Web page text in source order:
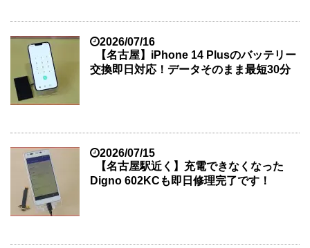
2026/07/16
【名古屋】iPhone 14 Plusのバッテリー
交換即日対応！データそのまま最短30分
2026/07/15
【名古屋駅近く】充電できなくなった
Digno 602KCも即日修理完了です！